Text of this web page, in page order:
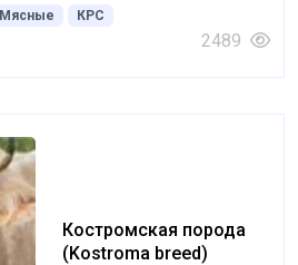
Мясные КРС
2489
Костромская порода
(Kostroma breed)